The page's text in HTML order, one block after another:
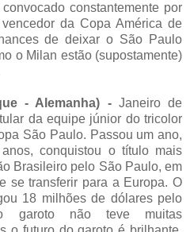
constantemente por
da Copa América de
de deixar o São Paulo
o Milan estão (supostamente)
- Alemanha) -Janeiro de
da equipe júnior do tricolor
São Paulo. Passou um ano,
conquistou o título mais
Brasileiro pelo São Paulo, em
se transferir para a Europa. O
18 milhões de dólares pelo
o garoto não teve muitas